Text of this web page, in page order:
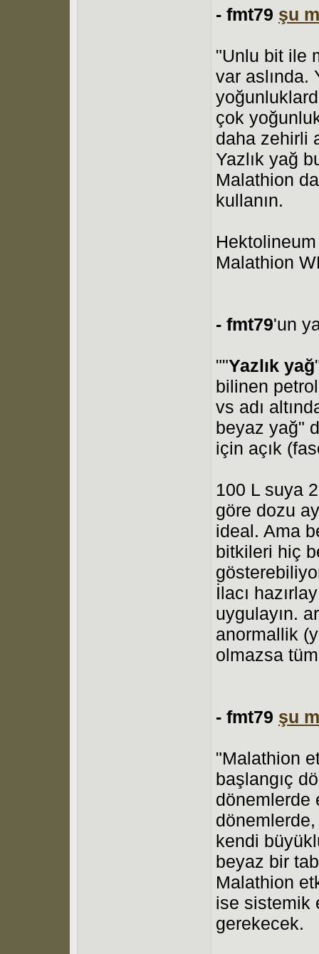
- fmt79 şu
"Unlu bit ile
var aslında.
çok
daha zehirli
Yazlık yağ
Malathion
kullanın.
Malathion
- fmt79'un
""Yazlık yağ
bilinen
vs adı
beyaz yağ"
için açık
100 L suya
göre dozu
ideal. Ama
bitkileri hiç
İlacı
uygulayın.
anormallik
olmazsa
- fmt79 şu
"Malathion
başlangıç
dönemlerde
dönemlerde,
kendi
beyaz bir
Malathion
ise sistemik
gerekecek.